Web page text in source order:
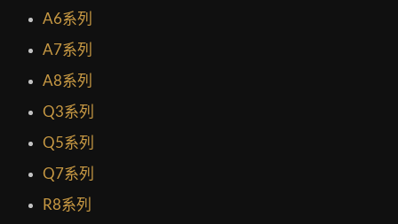
A6系列
A7系列
A8系列
Q3系列
Q5系列
Q7系列
R8系列